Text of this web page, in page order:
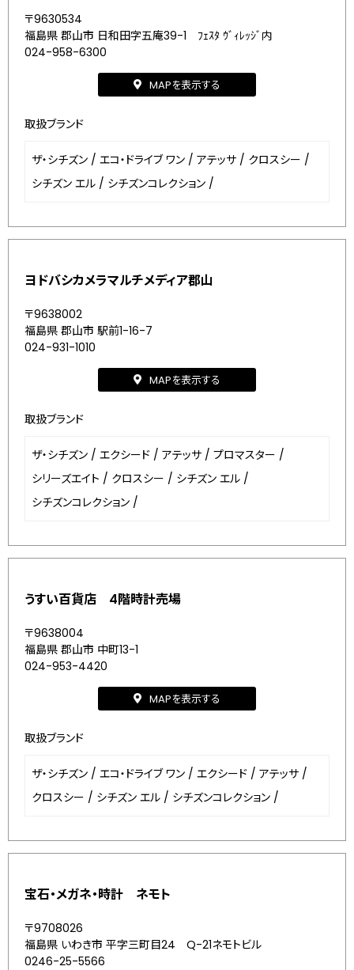
〒9630534
福島県 郡山市 日和田字五庵39-1 ﾌｪｽﾀ ｳﾞｨﾚｯｼﾞ内
024-958-6300
MAPを表示する
取扱ブランド
ザ・シチズン / エコ・ドライブ ワン / アテッサ / クロスシー /
シチズン エル / シチズンコレクション /
ヨドバシカメラマルチメディア郡山
〒9638002
福島県 郡山市 駅前1-16-7
024-931-1010
MAPを表示する
取扱ブランド
ザ・シチズン / エクシード / アテッサ / プロマスター /
シリーズエイト / クロスシー / シチズン エル /
シチズンコレクション /
うすい百貨店 4階時計売場
〒9638004
福島県 郡山市 中町13-1
024-953-4420
MAPを表示する
取扱ブランド
ザ・シチズン / エコ・ドライブ ワン / エクシード / アテッサ /
クロスシー / シチズン エル / シチズンコレクション /
宝石・メガネ・時計 ネモト
〒9708026
福島県 いわき市 平字三町目24 Q-21ネモトビル
0246-25-5566